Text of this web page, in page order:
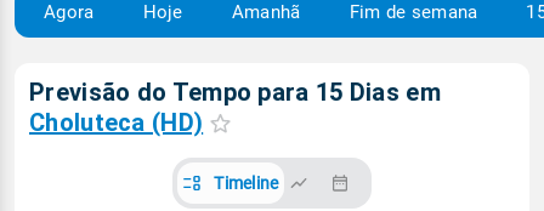
Agora Hoje Amanhã Fim de semana
Previsão do Tempo para 15 Dias em
Choluteca (HD)
Timeline